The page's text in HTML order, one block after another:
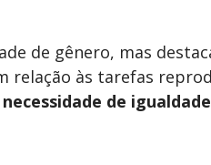
de gênero, mas
relação às tarefas
necessidade de